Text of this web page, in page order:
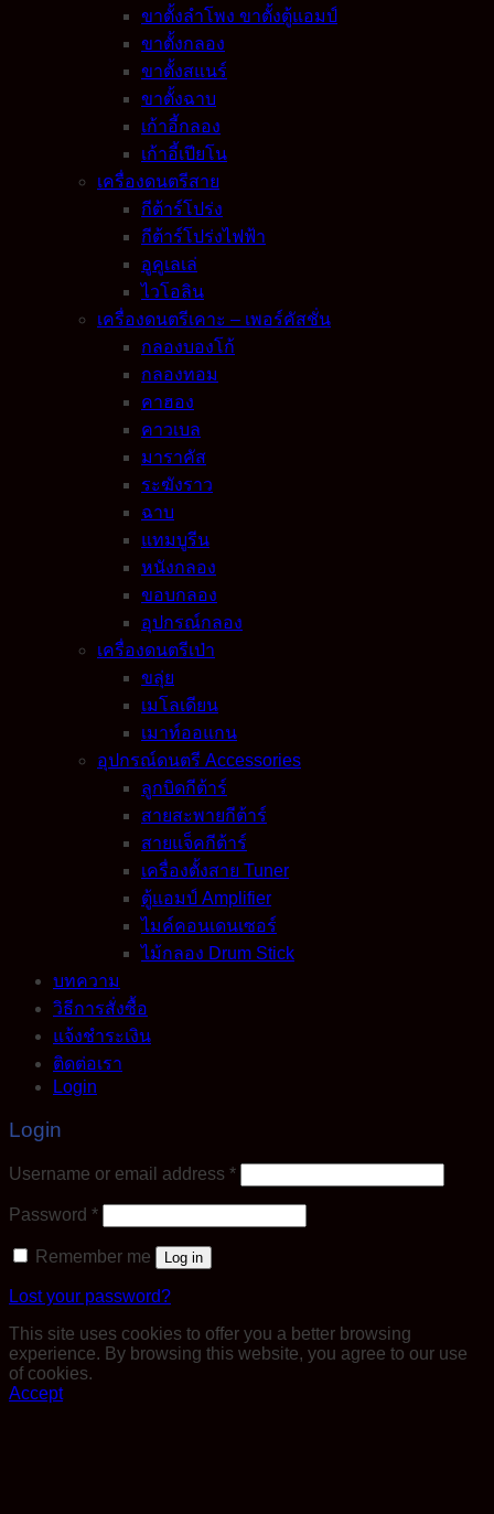
ขาตั้งลำโพง ขาตั้งตู้แอมป์
ขาตั้งกลอง
ขาตั้งสแนร์
ขาตั้งฉาบ
เก้าอี้กลอง
เก้าอี้เปียโน
เครื่องดนตรีสาย
กีต้าร์โปร่ง
กีต้าร์โปร่งไฟฟ้า
อูคูเลเล่
ไวโอลิน
เครื่องดนตรีเคาะ – เพอร์คัสชั่น
กลองบองโก้
กลองทอม
คาฮอง
คาวเบล
มาราคัส
ระฆังราว
ฉาบ
แทมบูรีน
หนังกลอง
ขอบกลอง
อุปกรณ์กลอง
เครื่องดนตรีเป่า
ขลุ่ย
เมโลเดียน
เมาท์ออแกน
อุปกรณ์ดนตรี Accessories
ลูกบิดกีต้าร์
สายสะพายกีต้าร์
สายแจ็คกีต้าร์
เครื่องตั้งสาย Tuner
ตู้แอมป์ Amplifier
ไมค์คอนเดนเซอร์
ไม้กลอง Drum Stick
บทความ
วิธีการสั่งซื้อ
แจ้งชำระเงิน
ติดต่อเรา
Login
Login
Username or email address *Required
Password *Required
Remember me Log in
Lost your password?
This site uses cookies to offer you a better browsing
experience. By browsing this website, you agree to our use
of cookies.
Accept